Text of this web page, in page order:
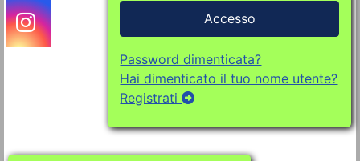
Accesso
Password dimenticata?
Hai dimenticato il tuo nome utente?
Registrati